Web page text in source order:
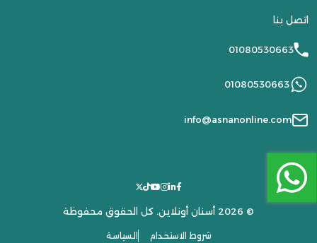
اتصل بنا
01080530663
01080530663
info@asnanonline.com
© 2026 أسنان أونلاين. كل الحقوق محفوظة
شروط الاستخدام السياسة